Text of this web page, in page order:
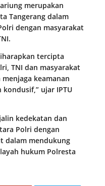
merupakan
Tangerang dalam
dengan masyarakat
tercipta
TNI dan masyarakat
keamanan
ujar IPTU
kedekatan dan
Polri dengan
dalam mendukung
hukum Polresta